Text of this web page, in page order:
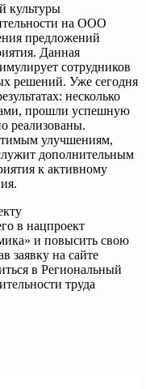
культуры
на ООО
предложений
Данная
сотрудников
решений. Уже сегодня
несколько
прошли успешную
реализованы.
улучшениям,
дополнительным
к активному
в нацпроект
и повысить свою
заявку на сайте
в Региональный
труда